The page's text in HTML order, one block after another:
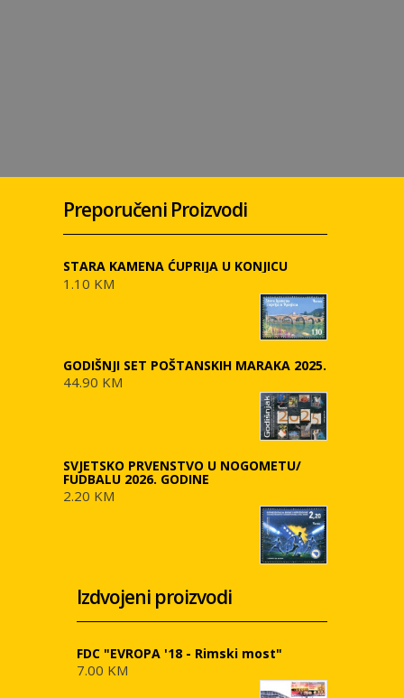
Preporučeni Proizvodi
STARA KAMENA ĆUPRIJA U KONJICU
1.10 KM
GODIŠNJI SET POŠTANSKIH MARAKA 2025.
44.90 KM
SVJETSKO PRVENSTVO U NOGOMETU/
FUDBALU 2026. GODINE
2.20 KM
Izdvojeni proizvodi
FDC "EVROPA '18 - Rimski most"
7.00 KM